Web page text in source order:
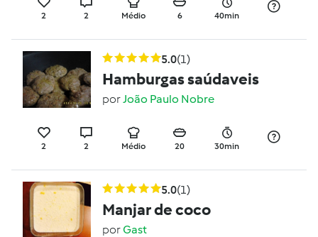
2 2 Médio 6 40min
5.0(1)
Hamburgas saúdaveis
porJoão Paulo Nobre
2 2 Médio 20 30min
5.0(1)
Manjar de coco
porGast